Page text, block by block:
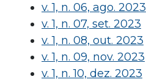
v. 1, n. 06, ago. 2023
v. 1, n. 07, set. 2023
v. 1, n. 08, out. 2023
v. 1, n. 09, nov. 2023
v. 1, n. 10, dez. 2023